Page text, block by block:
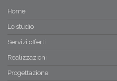
Il protocollo Itaca Puglia
Ceriticatori della sostenibilità
06/01/2018 07:06
Casa mediterranea
Home
Lo studio
Servizi offerti
Realizzazioni
Progettazione